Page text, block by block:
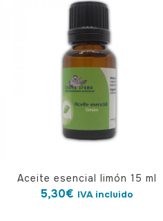
Aceite esencial limón 15 ml
5,30€ IVA incluido